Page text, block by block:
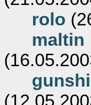
rolo
maltin